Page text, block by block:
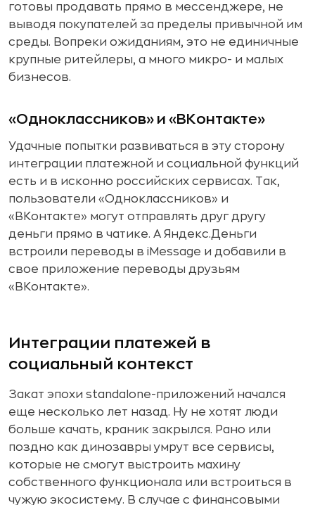
готовы продавать прямо в мессенджере, не
выводя покупателей за пределы привычной им
среды. Вопреки ожиданиям, это не единичные
крупные ритейлеры, а много микро- и малых
бизнесов.
«Одноклассников» и «ВКонтакте»
Удачные попытки развиваться в эту сторону
интеграции платежной и социальной функций
есть и в исконно российских сервисах. Так,
пользователи «Одноклассников» и
«ВКонтакте» могут отправлять друг другу
деньги прямо в чатике. А Яндекс.Деньги
встроили переводы в iMessage и добавили в
свое приложение переводы друзьям
«ВКонтакте».
Интеграции платежей в
социальный контекст
Закат эпохи standalone-приложений начался
еще несколько лет назад. Ну не хотят люди
больше качать, краник закрылся. Рано или
поздно как динозавры умрут все сервисы,
которые не смогут выстроить махину
собственного функционала или встроиться в
чужую экосистему. В случае с финансовыми